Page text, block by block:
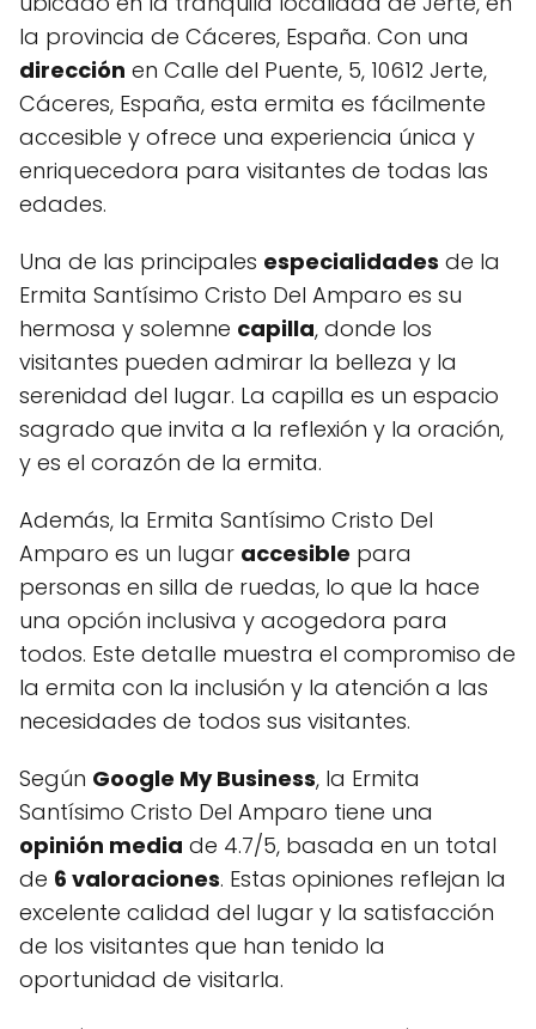
la provincia de Cáceres, España. Con una
dirección en Calle del Puente, 5, 10612 Jerte,
Cáceres, España, esta ermita es fácilmente
accesible y ofrece una experiencia única y
enriquecedora para visitantes de todas las
edades.
Una de las principales especialidades de la
Ermita Santísimo Cristo Del Amparo es su
hermosa y solemne capilla, donde los
visitantes pueden admirar la belleza y la
serenidad del lugar. La capilla es un espacio
sagrado que invita a la reflexión y la oración,
y es el corazón de la ermita.
Además, la Ermita Santísimo Cristo Del
Amparo es un lugar accesible para
personas en silla de ruedas, lo que la hace
una opción inclusiva y acogedora para
todos. Este detalle muestra el compromiso de
la ermita con la inclusión y la atención a las
necesidades de todos sus visitantes.
Según Google My Business, la Ermita
Santísimo Cristo Del Amparo tiene una
opinión media de 4.7/5, basada en un total
de 6 valoraciones. Estas opiniones reflejan la
excelente calidad del lugar y la satisfacción
de los visitantes que han tenido la
oportunidad de visitarla.